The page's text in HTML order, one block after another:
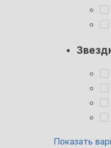
Показать